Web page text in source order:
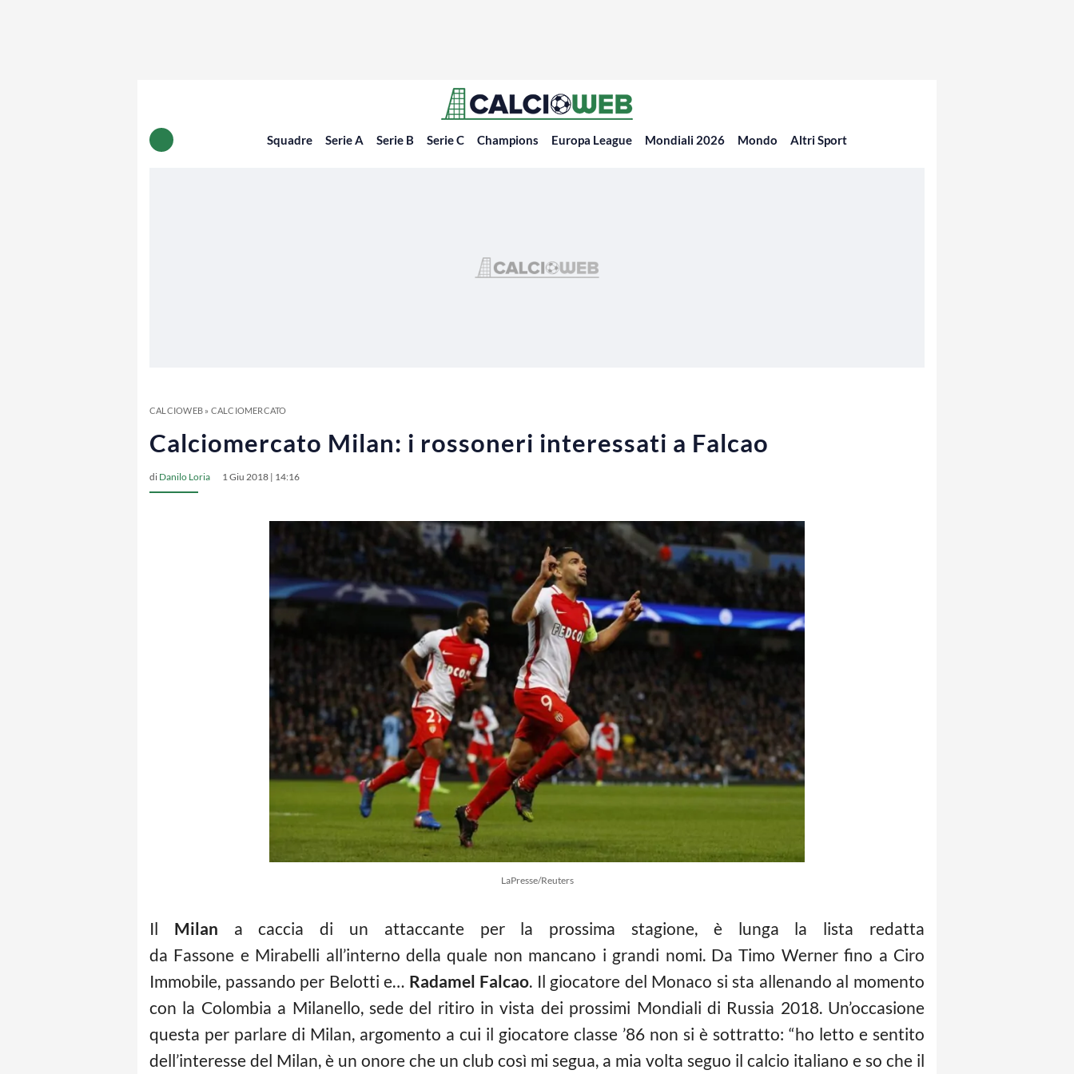
Squadre Serie A Serie B Serie C Champions Europa League Mondiali 2026 Mondo Altri Sport
CALCIOWEB» CALCIOMERCATO
Calciomercato Milan: i rossoneri interessati a Falcao
di Danilo Loria 1 Giu 2018 | 14:16
LaPresse/Reuters
Il Milan a caccia di un attaccante per la prossima stagione, è lunga la lista redatta
da Fassone e Mirabelli all’interno della quale non mancano i grandi nomi. Da Timo Werner fino a Ciro
Immobile, passando per Belotti e… Radamel Falcao. Il giocatore del Monaco si sta allenando al momento
con la Colombia a Milanello, sede del ritiro in vista dei prossimi Mondiali di Russia 2018. Un’occasione
questa per parlare di Milan, argomento a cui il giocatore classe ’86 non si è sottratto: “ho letto e sentito
dell’interesse del Milan, è un onore che un club così mi segua, a mia volta seguo il calcio italiano e so che il